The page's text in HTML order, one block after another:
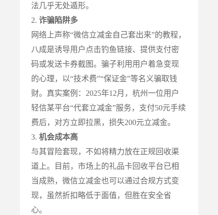
法几乎无处遁形。
2.诈骗陷阱多
网络上声称“微信立减金自己套出来”的教程，
八成是诱导用户点击钓鱼链接、提供支付密
码或发送卡券截图。骗子利用用户着急变现
的心理，以“技术费”“保证金”等名义骗取钱
财。真实案例：2025年12月，杭州一位用户
轻信某平台“代套立减金”服务，支付50元手续
费后，对方立即拉黑，损失200元立减金。
3.机会成本高
与其冒险套现，不如将精力放在正规回收渠
道上。目前，市场上的礼品卡回收平台已相
当成熟，微信立减金也可以通过合规方式变
现，虽然折扣略低于面值，但胜在安全省
心。